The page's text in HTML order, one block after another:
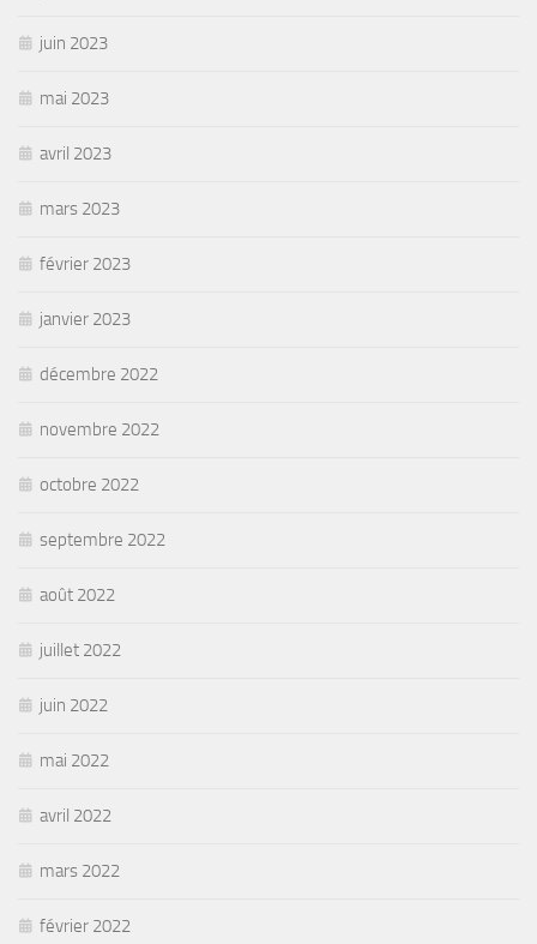
juin 2023
mai 2023
avril 2023
mars 2023
février 2023
janvier 2023
décembre 2022
novembre 2022
octobre 2022
septembre 2022
août 2022
juillet 2022
juin 2022
mai 2022
avril 2022
mars 2022
février 2022